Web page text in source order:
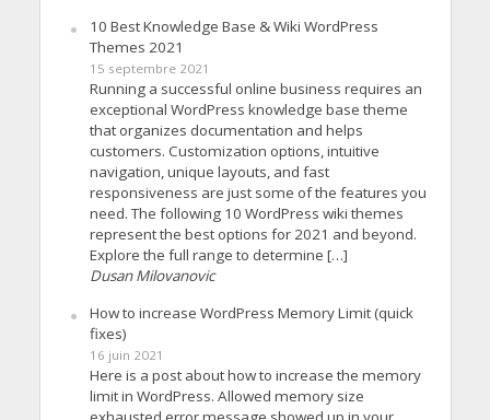
10 Best Knowledge Base & Wiki WordPress
Themes 2021
15 septembre 2021
Running a successful online business requires an
exceptional WordPress knowledge base theme
that organizes documentation and helps
customers. Customization options, intuitive
navigation, unique layouts, and fast
responsiveness are just some of the features you
need. The following 10 WordPress wiki themes
represent the best options for 2021 and beyond.
Explore the full range to determine […]
Dusan Milovanovic
How to increase WordPress Memory Limit (quick
fixes)
16 juin 2021
Here is a post about how to increase the memory
limit in WordPress. Allowed memory size